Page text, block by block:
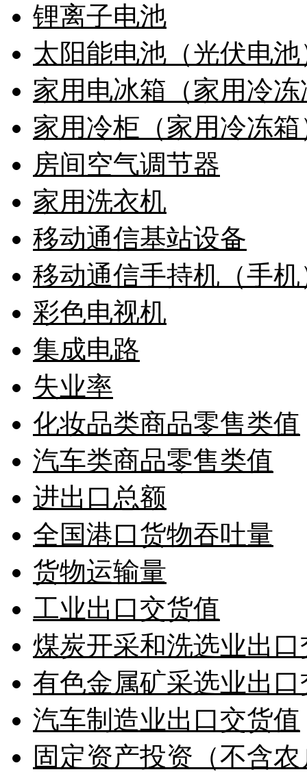
锂离子电池
太阳能电池（光伏电池
家用电冰箱（家用冷
家用冷柜（家用冷冻箱
房间空气调节器
家用洗衣机
移动通信基站设备
移动通信手持机（手机
彩色电视机
集成电路
失业率
化妆品类商品零售类值
汽车类商品零售类值
进出口总额
全国港口货物吞吐量
货物运输量
工业出口交货值
煤炭开采和洗选业出
有色金属矿采选业出
汽车制造业出口交货值
固定资产投资（不含